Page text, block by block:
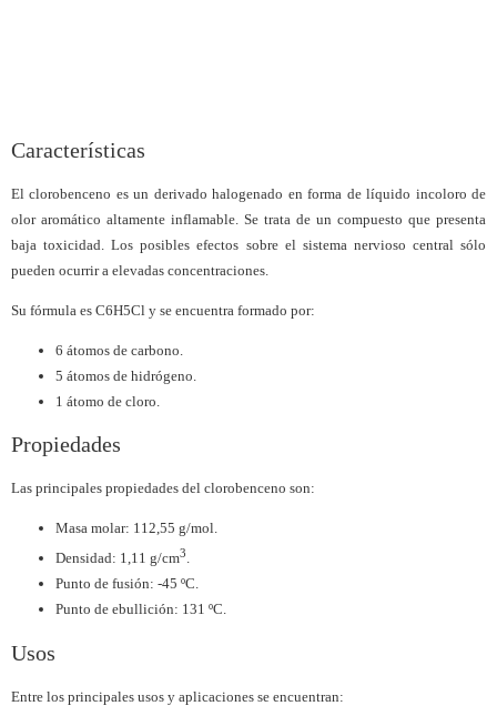
Características
El clorobenceno es un derivado halogenado en forma de líquido incoloro de
olor aromático altamente inflamable. Se trata de un compuesto que presenta
baja toxicidad. Los posibles efectos sobre el sistema nervioso central sólo
pueden ocurrir a elevadas concentraciones.
Su fórmula es C6H5Cl y se encuentra formado por:
6 átomos de carbono.
5 átomos de hidrógeno.
1 átomo de cloro.
Propiedades
Las principales propiedades del clorobenceno son:
Masa molar: 112,55 g/mol.
Densidad: 1,11 g/cm3.
Punto de fusión: -45 ºC.
Punto de ebullición: 131 ºC.
Usos
Entre los principales usos y aplicaciones se encuentran: